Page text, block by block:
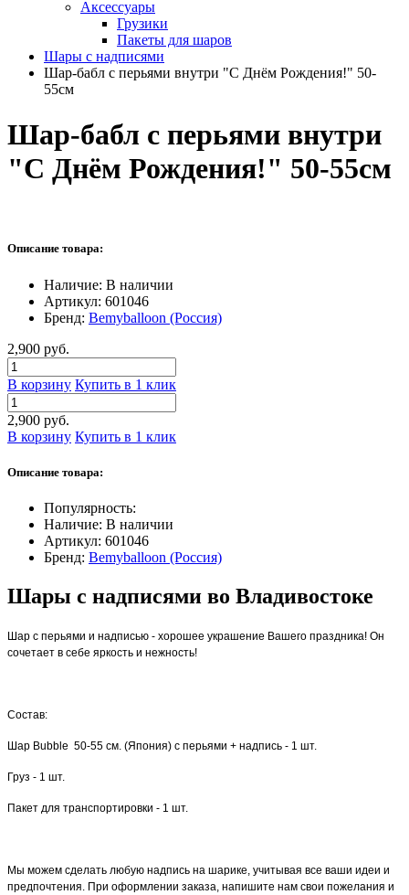
Аксессуары
Грузики
Пакеты для шаров
Шары с надписями
Шар-бабл с перьями внутри "С Днём Рождения!" 50-
55см
Шар-бабл с перьями внутри
"С Днём Рождения!" 50-55см
Описание товара:
Наличие: В наличии
Артикул: 601046
Бренд: Bemyballoon (Россия)
2,900 руб.
В корзину Купить в 1 клик
2,900 руб.
В корзину Купить в 1 клик
Описание товара:
Популярность:
Наличие: В наличии
Артикул: 601046
Бренд: Bemyballoon (Россия)
Шары с надписями во Владивостоке
Шар с перьями и надписью - хорошее украшение Вашего праздника! Он
сочетает в себе яркость и нежность!
Состав:
Шар Bubble 50-55 см. (Япония) с перьями + надпись - 1 шт.
Груз - 1 шт.
Пакет для транспортировки - 1 шт.
Мы можем сделать любую надпись на шарике, учитывая все ваши идеи и
предпочтения. При оформлении заказа, напишите нам свои пожелания и